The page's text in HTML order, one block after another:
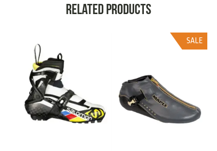
Related products
SALE